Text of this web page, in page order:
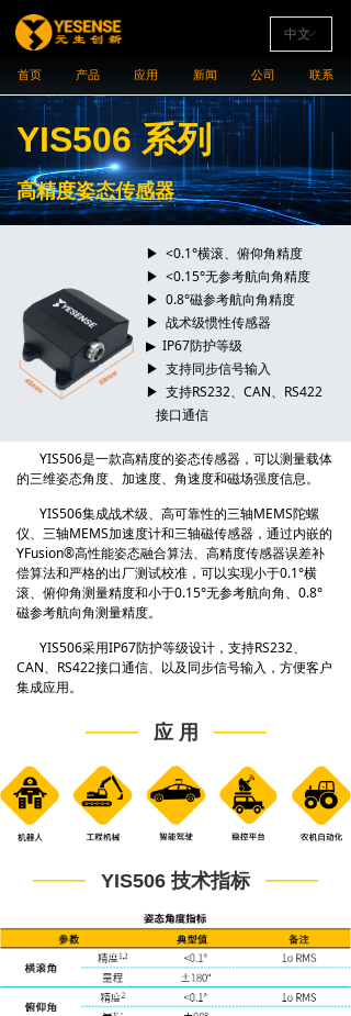
首页 产品 应用 新闻 公司 联系
ꀅ
中文
YIS506是一款高精度的姿态传感器，可以测量载体
的三维姿态角度、加速度、角速度和磁场强度信息。
YIS506集成战术级、高可靠性的三轴MEMS陀螺
仪、三轴MEMS加速度计和三轴磁传感器，通过内嵌的
YFusion®高性能姿态融合算法、高精度传感器误差补
偿算法和严格的出厂测试校准，可以实现小于0.1°横
滚、俯仰角测量精度和小于0.15°无参考航向角、0.8°
磁参考航向角测量精度。
YIS506采用IP67防护等级设计，支持RS232、
CAN、RS422接口通信、以及同步信号输入，方便客户
集成应用。
YIS506 系列
高精度姿态传感器
—— YIS506 技术指标 ——
▶ <0.1°横滚、俯仰角精度
▶ <0.15°无参考航向角精度
▶ 0.8°磁参考航向角精度
▶ 战术级惯性传感器
▶ IP67防护等级
▶ 支持同步信号输入
▶ 支持RS232、CAN、RS422
接口通信
—— 应 用 ——